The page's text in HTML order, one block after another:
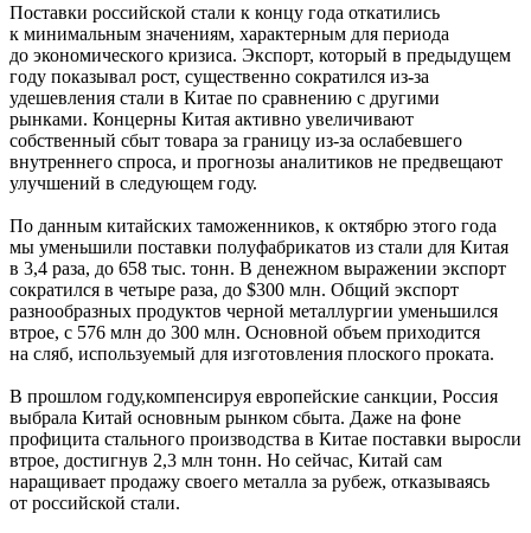
Поставки российской стали к концу года откатились
к минимальным значениям, характерным для периода
до экономического кризиса. Экспорт, который в предыдущем
году показывал рост, существенно сократился из-за
удешевления стали в Китае по сравнению с другими
рынками. Концерны Китая активно увеличивают
собственный сбыт товара за границу из-за ослабевшего
внутреннего спроса, и прогнозы аналитиков не предвещают
улучшений в следующем году.
По данным китайских таможенников, к октябрю этого года
мы уменьшили поставки полуфабрикатов из стали для Китая
в 3,4 раза, до 658 тыс. тонн. В денежном выражении экспорт
сократился в четыре раза, до $300 млн. Общий экспорт
разнообразных продуктов черной металлургии уменьшился
втрое, с 576 млн до 300 млн. Основной объем приходится
на сляб, используемый для изготовления плоского проката.
В прошлом году,компенсируя европейские санкции, Россия
выбрала Китай основным рынком сбыта. Даже на фоне
профицита стального производства в Китае поставки выросли
втрое, достигнув 2,3 млн тонн. Но сейчас, Китай сам
наращивает продажу своего металла за рубеж, отказываясь
от российской стали.